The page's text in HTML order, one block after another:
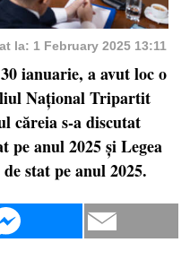
la: 1 February 2025 13:11
ianuarie, a avut loc o
Național Tripartit
căreia s-a discutat
pe anul 2025 și Legea
stat pe anul 2025.